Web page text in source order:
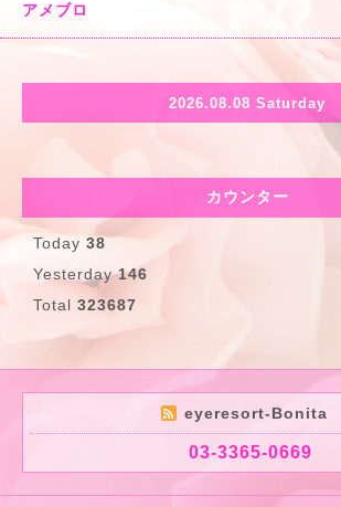
アメブロ
2026.08.08 Saturday
カウンター
Today 38
Yesterday146
Total 323687
eyeresort-Bonita
03-3365-0669